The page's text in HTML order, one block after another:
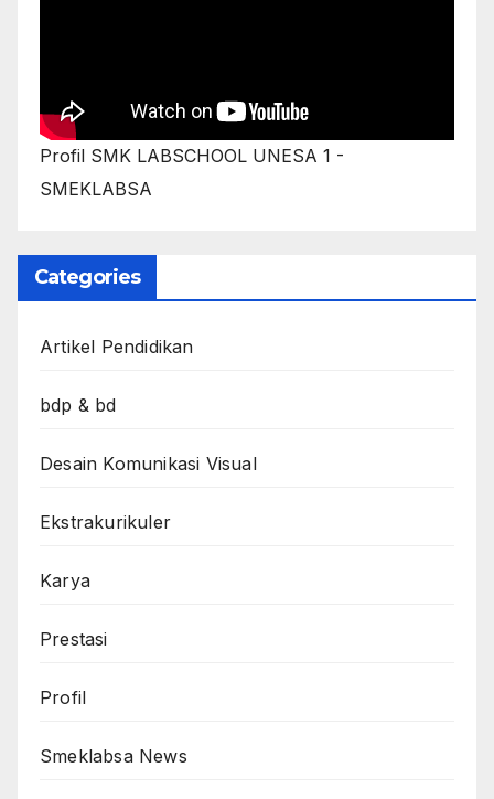
Profil SMK LABSCHOOL UNESA 1 -
SMEKLABSA
Categories
Artikel Pendidikan
bdp & bd
Desain Komunikasi Visual
Ekstrakurikuler
Karya
Prestasi
Profil
Smeklabsa News